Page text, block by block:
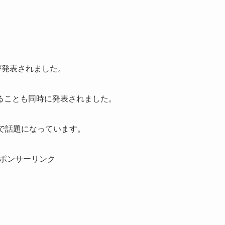
表されました。
とも同時に発表されました。
題になっています。
ンサーリンク